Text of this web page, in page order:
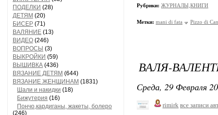
ПОДЕЛКИ (28)
ДЕТЯМ (20)
БИСЕР (71)
ВАЛЯНИЕ (13)
ВИДЕО (246)
ВОПРОСЫ (3)
ВЫКРОЙКИ (59)
ВЫШИВКА (436)
ВЯЗАНИЕ ДЕТЯМ (644)
ВЯЗАНИЕ ЖЕНЩИНАМ (1831)
Шали и накидки (18)
Бижутерия (16)
Пончо,кардиганы, жакеты, болеро
(246)
Рубрики: ЖУРНАЛЫ,КНИГИ
Метки: mani di fata Pizzo di
ВАЛЯ-
Среда, 29 Февраля
rimirk все записи